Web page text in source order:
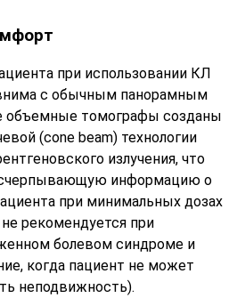
при использовании КЛ
с обычным панорамным
объемные томографы созданы
(cone beam) технологии
излучения, что
информацию о
при минимальных дозах
рекомендуется при
болевом синдроме и
когда пациент не может
неподвижность).